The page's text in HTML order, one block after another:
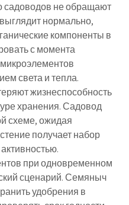
садоводов не обращают
нормально,
компоненты в
с момента
света и тепла.
жизнеспособность
хранения. Садовод
схеме, ожидая
получает набор
при одновременном
сценарий. Семяныч
удобрения в